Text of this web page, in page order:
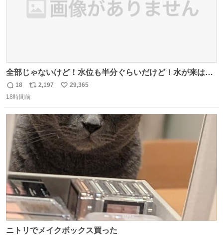
全部じゃないけど！水位も半分ぐらいだけど！水が来はじ
めたよ！！！ 作業してくれた方々ありがとーーー
ー！！！！！！！！！！！！！！！！！！！！！！！！！
返
信
18
リ
ポ
ト
数
2,197
い
数
29,365
18時間前
ニトリでメイクボックス買った